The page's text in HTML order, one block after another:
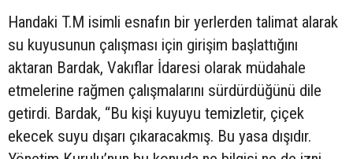
Handaki T.M isimli esnafın bir yerlerden talimat alarak
su kuyusunun çalışması için girişim başlattığını
aktaran Bardak, Vakıflar İdaresi olarak müdahale
etmelerine rağmen çalışmalarını sürdürdüğünü dile
getirdi. Bardak, “Bu kişi kuyuyu temizletir, çiçek
ekecek suyu dışarı çıkaracakmış. Bu yasa dışıdır.